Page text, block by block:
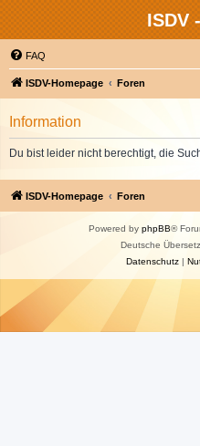
ISDV
FAQ
ISDV-Homepage Foren
Information
Du bist leider nicht berechtigt, die
ISDV-Homepage Foren
Powered by phpBB®
Deutsche
Datenschutz|